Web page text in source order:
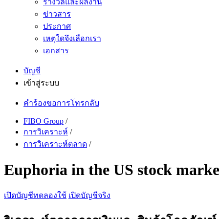
รางวัลและผลงาน
ข่าวสาร
ประกาศ
เหตุใดจึงเลือกเรา
เอกสาร
บัญชี
เข้าสู่ระบบ
คำร้องขอการโทรกลับ
FIBO Group /
การวิเคราะห์ /
การวิเคราะห์ตลาด /
Euphoria in the US stock
เปิดบัญชีทดลองใช้ เปิดบัญชีจริง